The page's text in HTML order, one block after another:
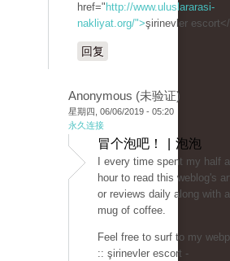
href=" http://www.uluslararasi-
nakliyat.org/">şirinevler
回复
Anonymous (未验证)
星期四, 06/06/2019 - 05:20
永久连接
冒个泡吧！ | 泡泡
I every time spent my half
hour to read this weblog's
or reviews daily along with a
mug of coffee.
Feel free to surf to my
:: şirinevler escort -